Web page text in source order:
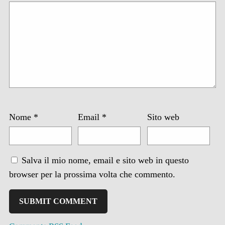
Nome * Email * Sito web
Salva il mio nome, email e sito web in questo
browser per la prossima volta che commento.